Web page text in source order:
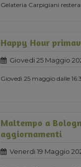
Gelateria Carpigiani
Happy Hour
Giovedi 25 Maggio
Giovedì 25 maggio dalle
Maltempo a
aggiornamenti
Venerdi 19 Maggio